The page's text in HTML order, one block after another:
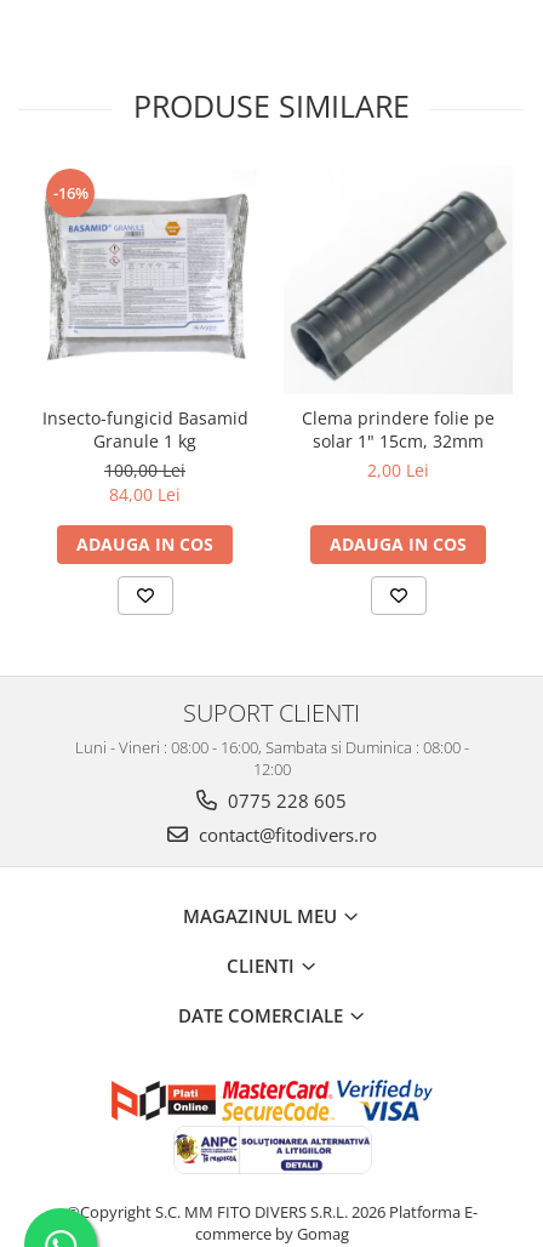
PRODUSE SIMILARE
-16%
Insecto-fungicid Basamid
Granule 1 kg
100,00 Lei
84,00 Lei
ADAUGA IN COS
Clema prindere folie pe
solar 1" 15cm, 32mm
2,00 Lei
ADAUGA IN COS
SUPORT CLIENTI
Luni - Vineri : 08:00 - 16:00, Sambata si Duminica : 08:00 -
12:00
0775 228 605
contact@fitodivers.ro
MAGAZINUL MEU
CLIENTI
DATE COMERCIALE
©Copyright S.C. MM FITO DIVERS S.R.L. 2026 Platforma E-
commerce by Gomag